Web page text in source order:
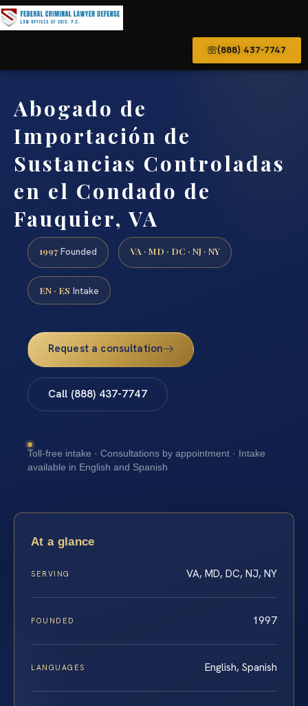
(888) 437-7747
Abogado de
Importación de
Sustancias Controladas
en el Condado de
Fauquier, VA
1997 Founded VA · MD · DC · NJ · NY
EN · ES Intake
Request a consultation
Call (888) 437-7747
Toll-free intake · Consultations by appointment · Intake
available in English and Spanish
At a glance
SERVING VA, MD, DC, NJ, NY
FOUNDED 1997
LANGUAGES English, Spanish